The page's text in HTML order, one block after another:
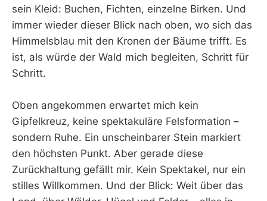
sein Kleid: Buchen, Fichten, einzelne Birken. Und
immer wieder dieser Blick nach oben, wo sich das
Himmelsblau mit den Kronen der Bäume trifft. Es
ist, als würde der Wald mich begleiten, Schritt für
Schritt.
Oben angekommen erwartet mich kein
Gipfelkreuz, keine spektakuläre Felsformation –
sondern Ruhe. Ein unscheinbarer Stein markiert
den höchsten Punkt. Aber gerade diese
Zurückhaltung gefällt mir. Kein Spektakel, nur ein
stilles Willkommen. Und der Blick: Weit über das